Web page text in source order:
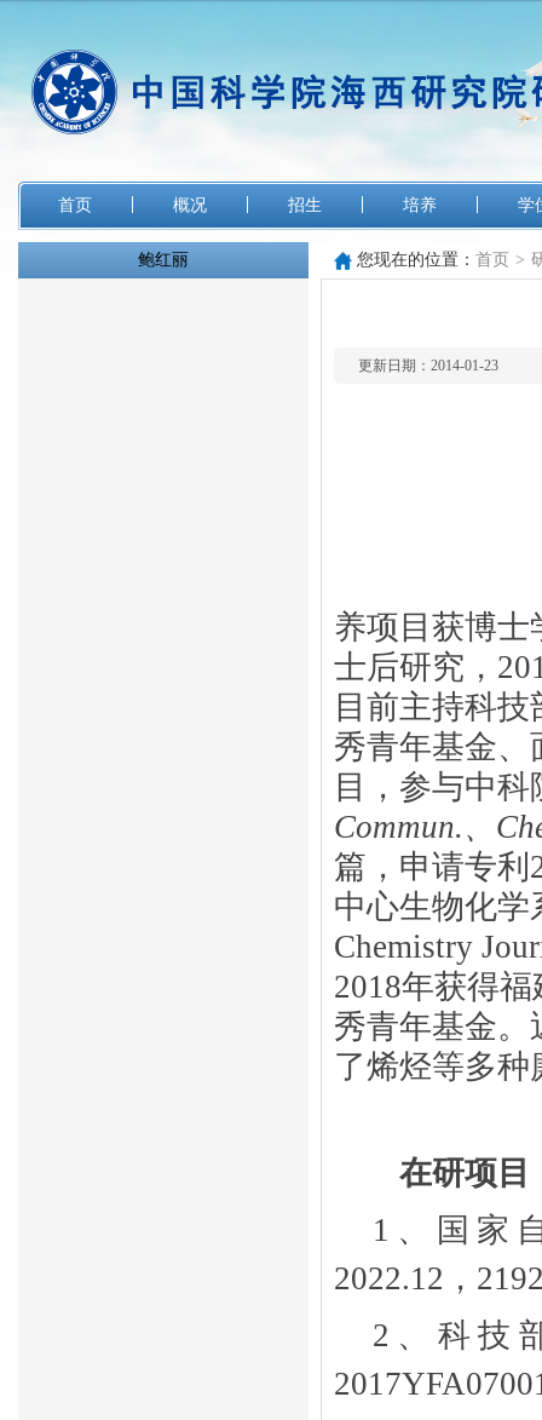
首页 概况 招生 培养 学
鲍红丽 您现在的位置： 首页 >
更新日期：2014-01-23
养项目获博士
士后研究，
目前主持科
秀青年基金、
目，参与中科
Commun.、
篇，申请专利
中心生物化学
Chemistry
2018年获得福
秀青年基金。
了烯烃等多
在研项目
1 、
国家
2022.12 ，
2 、 科技